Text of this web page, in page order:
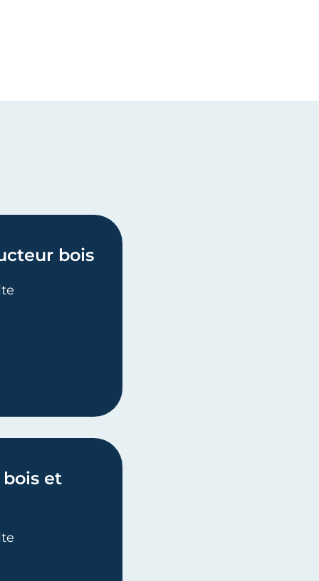
bois
BOIS
bois et